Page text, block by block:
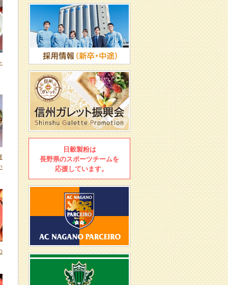
日穀製粉は
長野県のスポーツチームを
応援しています。